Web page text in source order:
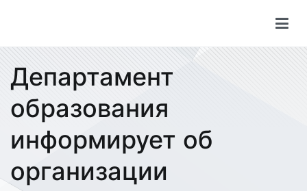
Департамент
образования
информирует об
организации